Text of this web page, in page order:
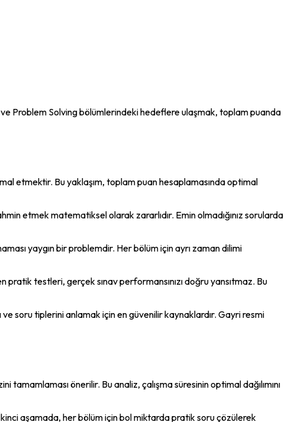
Problem Solving bölümlerindeki hedeflere ulaşmak, toplam puanda
etmektir. Bu yaklaşım, toplam puan hesaplamasında optimal
etmek matematiksel olarak zararlıdır. Emin olmadığınız sorularda
yaygın bir problemdir. Her bölüm için ayrı zaman dilimi
pratik testleri, gerçek sınav performansınızı doğru yansıtmaz. Bu
ve soru tiplerini anlamak için en güvenilir kaynaklardır. Gayri resmi
önerilir. Bu analiz, çalışma süresinin optimal dağılımını
aşamada, her bölüm için bol miktarda pratik soru çözülerek